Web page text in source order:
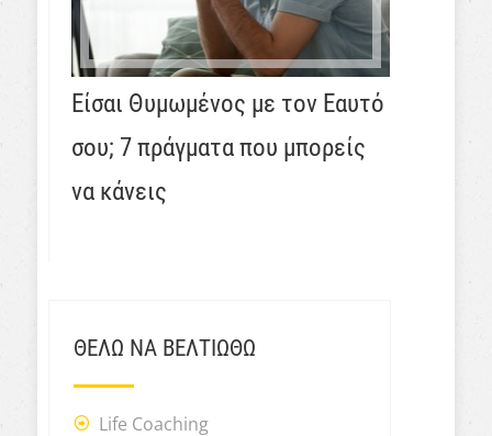
Είσαι Θυμωμένος με τον Εαυτό
σου; 7 πράγματα που μπορείς
να κάνεις
ΘΕΛΩ ΝΑ ΒΕΛΤΙΩΘΩ
Life Coaching